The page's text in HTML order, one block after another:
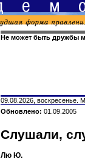
Не может быть дружбы
09.08.2026, воскресенье.
Обновлено: 01.09.2005
Слушали,
Лю Ю.